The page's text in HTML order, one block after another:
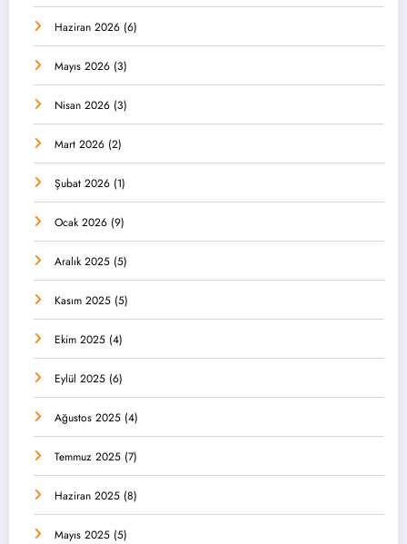
Haziran 2026 (6)
Mayıs 2026 (3)
Nisan 2026 (3)
Mart 2026 (2)
Şubat 2026 (1)
Ocak 2026 (9)
Aralık 2025 (5)
Kasım 2025 (5)
Ekim 2025 (4)
Eylül 2025 (6)
Ağustos 2025 (4)
Temmuz 2025 (7)
Haziran 2025 (8)
Mayıs 2025 (5)